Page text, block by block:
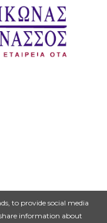
to provide social media
information about